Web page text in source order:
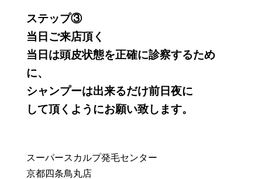
ステップ③
当日ご来店頂く
当日は頭皮状態を正確に診察するため
に、
シャンプーは出来るだけ前日夜に
して頂くようにお願い致します。
スーパースカルプ発毛センター
京都四条鳥丸店